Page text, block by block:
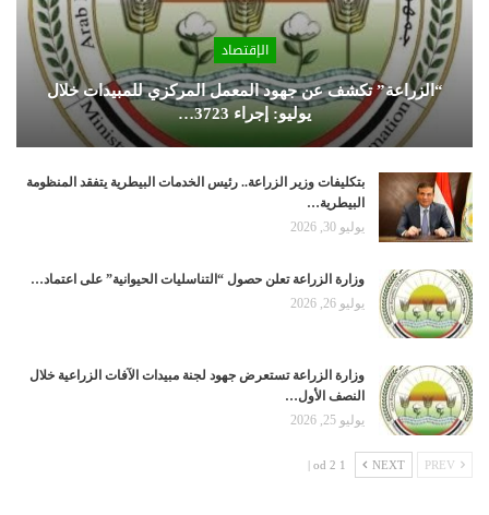
الإقتصاد
“الزراعة” تكشف عن جهود المعمل المركزي للمبيدات خلال
يوليو: إجراء 3723…
بتكليفات وزير الزراعة.. رئيس الخدمات البيطرية يتفقد المنظومة
البيطرية…
يوليو 30, 2026
وزارة الزراعة تعلن حصول “التناسليات الحيوانية” على اعتماد…
يوليو 26, 2026
وزارة الزراعة تستعرض جهود لجنة مبيدات الآفات الزراعية خلال
النصف الأول…
يوليو 25, 2026
NEXT
1 od 2 |